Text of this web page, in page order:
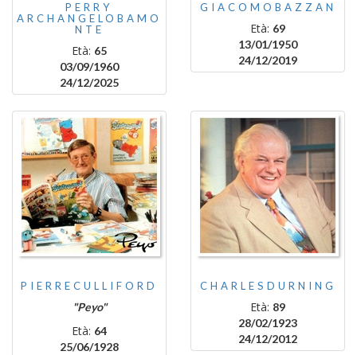
PERRY
ARCHANGELOBAMO
NTE
Età: 65
03/09/1960
24/12/2025
GIACOMOBAZZAN
Età: 69
13/01/1950
24/12/2019
PIERRECULLIFORD
"Peyo"
Età: 64
25/06/1928
CHARLESDURNING
Età: 89
28/02/1923
24/12/2012